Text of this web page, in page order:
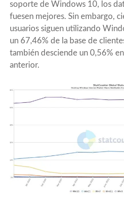
soporte de Windows 10, los
fuesen mejores. Sin embargo,
usuarios siguen utilizando
un 67,46% de la base de
también desciende un 0,56%
anterior.